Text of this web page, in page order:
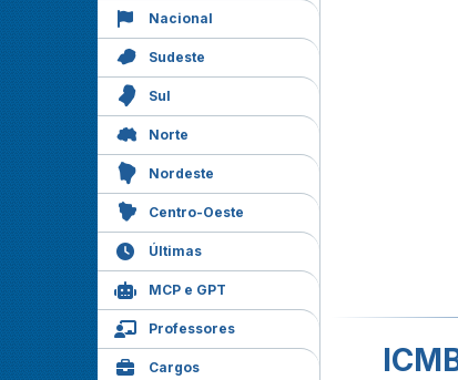
Nacional
Sudeste
Sul
Norte
Nordeste
Centro-Oeste
Últimas
MCP e GPT
Professores
Cargos